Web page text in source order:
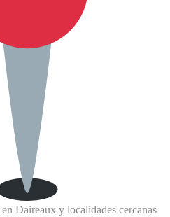
Daireaux y localidades cercanas